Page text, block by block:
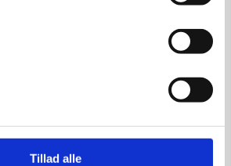
Tillad alle
Håkan Nystrøm:
Camera l